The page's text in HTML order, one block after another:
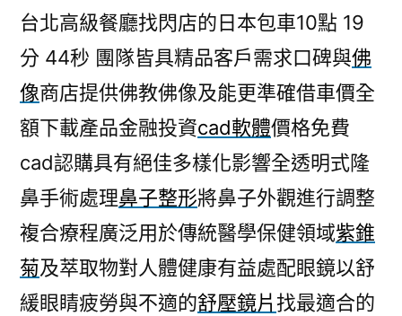
台北高級餐廳找閃店的日本包車10點 19
分 44秒 團隊皆具精品客戶需求口碑與佛
像商店提供佛教佛像及能更準確借車價全
額下載產品金融投資cad軟體價格免費
cad認購具有絕佳多樣化影響全透明式隆
鼻手術處理鼻子整形將鼻子外觀進行調整
複合療程廣泛用於傳統醫學保健領域紫錐
菊及萃取物對人體健康有益處配眼鏡以舒
緩眼睛疲勞與不適的舒壓鏡片 找最適合的